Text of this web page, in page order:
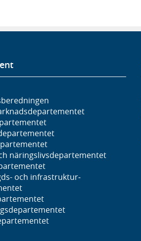
näringslivs­departementet
och infrastruktur­